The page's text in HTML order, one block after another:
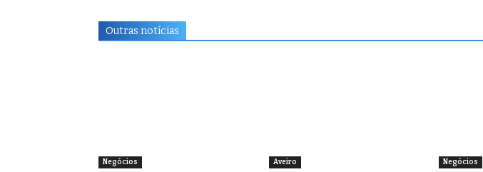
Outras notícias
Negócios Aveiro Negócios